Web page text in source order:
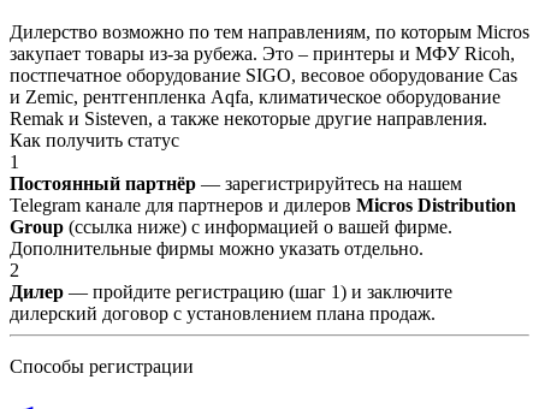
Дилерство возможно по тем направлениям, по которым Micros
закупает товары из-за рубежа. Это – принтеры и МФУ Ricoh,
постпечатное оборудование SIGO, весовое оборудование Cas
и Zemic, рентгенпленка Aqfa, климатическое оборудование
Remak и Sisteven, а также некоторые другие направления.
Как получить статус
1
Постоянный партнёр — зарегистрируйтесь на нашем
Telegram канале для партнеров и дилеров Micros Distribution
Group (ссылка ниже) с информацией о вашей фирме.
Дополнительные фирмы можно указать отдельно.
2
Дилер — пройдите регистрацию (шаг 1) и заключите
дилерский договор с установлением плана продаж.
Способы регистрации